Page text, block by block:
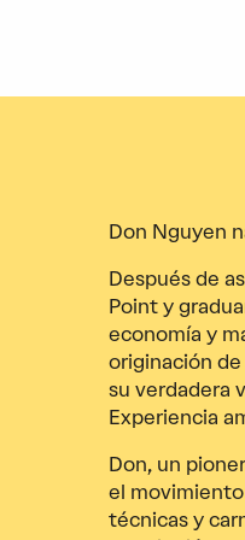
Don Nguyen
Después de
Point y
economía y
originación
su verdadera
Experiencia
Don, un
el
técnicas y